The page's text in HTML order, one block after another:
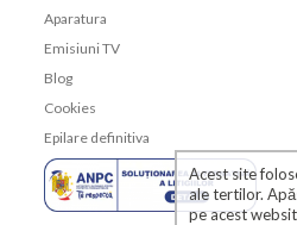
Aparatura
Emisiuni TV
Blog
Cookies
Epilare definitiva
Acest site
ale tertilor.
pe acest